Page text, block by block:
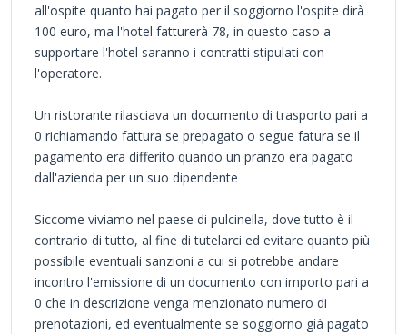
all'ospite quanto hai pagato per il soggiorno l'ospite dirà
100 euro, ma l'hotel fatturerà 78, in questo caso a
supportare l'hotel saranno i contratti stipulati con
l'operatore.
Un ristorante rilasciava un documento di trasporto pari a
0 richiamando fattura se prepagato o segue fatura se il
pagamento era differito quando un pranzo era pagato
dall'azienda per un suo dipendente
Siccome viviamo nel paese di pulcinella, dove tutto è il
contrario di tutto, al fine di tutelarci ed evitare quanto più
possibile eventuali sanzioni a cui si potrebbe andare
incontro l'emissione di un documento con importo pari a
0 che in descrizione venga menzionato numero di
prenotazioni, ed eventualmente se soggiorno già pagato